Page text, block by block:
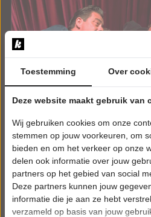
Toestemming Over
Deze website maakt gebruik van
Wij gebruiken cookies om onze
stemmen op jouw voorkeuren, om
bieden en om het verkeer op onze
delen ook informatie over jouw
partners op het gebied van social
Deze partners kunnen jouw
informatie die je aan ze hebt
verzameld op basis van jouw